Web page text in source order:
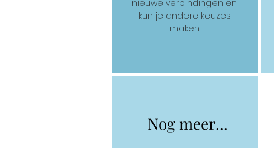
nieuwe verbindingen en
kun je andere keuzes
maken.
Nog meer...